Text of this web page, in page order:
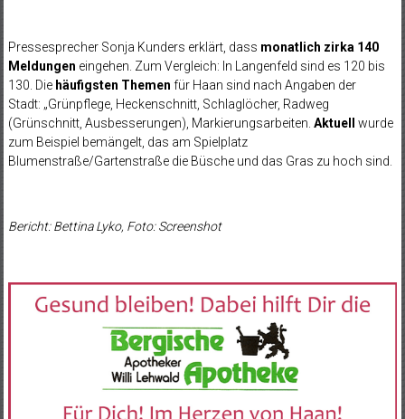
Pressesprecher Sonja Kunders erklärt, dass monatlich zirka 140
Meldungen eingehen. Zum Vergleich: In Langenfeld sind es 120 bis
130. Die häufigsten Themen für Haan sind nach Angaben der
Stadt: „Grünpflege, Heckenschnitt, Schlaglöcher, Radweg
(Grünschnitt, Ausbesserungen), Markierungsarbeiten. Aktuell wurde
zum Beispiel bemängelt, das am Spielplatz
Blumenstraße/Gartenstraße die Büsche und das Gras zu hoch sind.
Bericht: Bettina Lyko, Foto: Screenshot